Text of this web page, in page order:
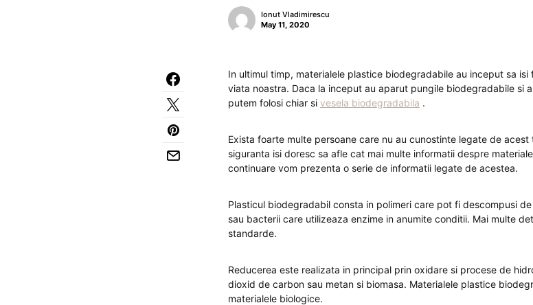
Ionut Vladimirescu
May 11, 2020
In ultimul timp, materialele plastice biodegradabile au inceput sa
viata noastra. Daca la inceput au aparut pungile biodegradabile si
putem folosi chiar si vesela biodegradabila .
Exista foarte multe persoane care nu au cunostinte legate de
siguranta isi doresc sa afle cat mai multe informatii despre
continuare vom prezenta o serie de informatii legate de acestea.
Plasticul biodegradabil consta in polimeri care pot fi descompusi
sau bacterii care utilizeaza enzime in anumite conditii. Mai multe
standarde.
Reducerea este realizata in principal prin oxidare si procese de
dioxid de carbon sau metan si biomasa. Materialele plastice
materialele biologice.